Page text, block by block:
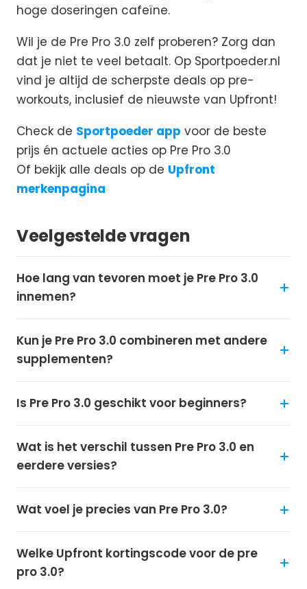
hoge doseringen cafeïne.
Wil je de Pre Pro 3.0 zelf proberen? Zorg dan
dat je niet te veel betaalt. Op Sportpoeder.nl
vind je altijd de scherpste deals op pre-
workouts, inclusief de nieuwste van Upfront!
Check de Sportpoeder app voor de beste
prijs én actuele acties op Pre Pro 3.0
Of bekijk alle deals op de Upfront
merkenpagina
Veelgestelde vragen
Hoe lang van tevoren moet je Pre Pro 3.0
innemen?
Kun je Pre Pro 3.0 combineren met andere
supplementen?
Is Pre Pro 3.0 geschikt voor beginners?
Wat is het verschil tussen Pre Pro 3.0 en
eerdere versies?
Wat voel je precies van Pre Pro 3.0?
Welke Upfront kortingscode voor de pre
pro 3.0?